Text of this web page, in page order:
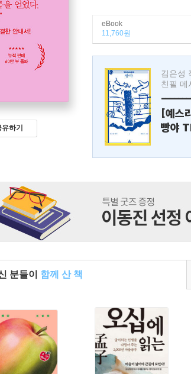
유하기
eBook
11,760원
김은성
친필 메
[예스
빵야
분들이 함께 산 책